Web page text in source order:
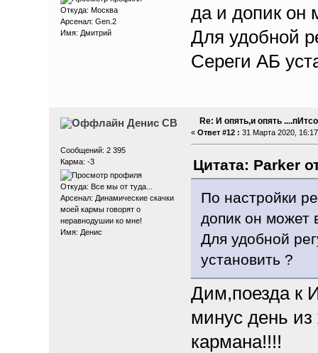
Откуда: Москва
Арсенал: Gen.2
Имя: Дмитрий
да и допик он
Для удобной
Сереги АБ
Денис СВ
Сообщений: 2 395
Карма: -3
Откуда: Все мы от туда...
Арсенал: Динамические скачки
моей кармы говорят о
неравнодушии ко мне!
Имя: Денис
Re: И опять,и опять
« Ответ #12 : 31 Марта 2020,
Цитата: Parker
По настройки
допик он может
Для удобной
установить ?
Дим,поезда к
минус день
кармана!!!!